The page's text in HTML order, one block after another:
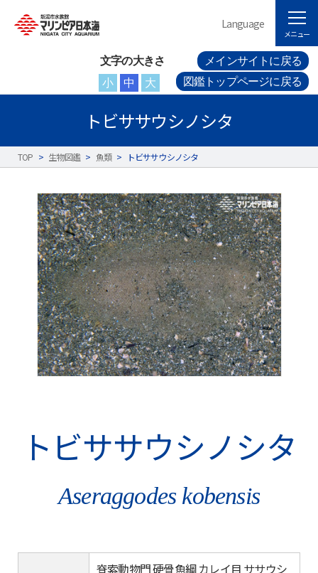
文字の大きさ
小
中 大
メインサイトに戻る
図鑑トップページに戻る
Language
メニュー
トビササウシノシタ
TOP > 生物図鑑 > 魚類 > トビササウシノシタ
トビササウシノシタ
Aseraggodes kobensis
脊索動物門 硬骨魚綱 カレイ目 ササウシ